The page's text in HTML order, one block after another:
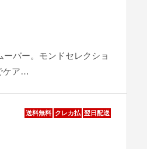
ーバー。モンドセレクショ
ケア…
送料無料 クレカ払 翌日配送